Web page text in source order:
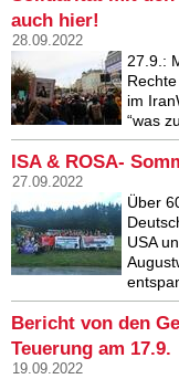
auch hier!
28.09.2022
27.9.:
im
“was
ISA & ROSA-
27.09.2022
Über
USA
Bericht von den
Teuerung am 17.9.
19.09.2022